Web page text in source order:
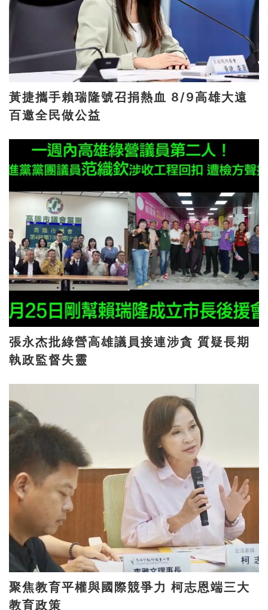
黃捷攜手賴瑞隆號召捐熱血 8/9高雄大遠
百邀全民做公益
張永杰批綠營高雄議員接連涉貪 質疑長期
執政監督失靈
聚焦教育平權與國際競爭力 柯志恩端三大
教育政策